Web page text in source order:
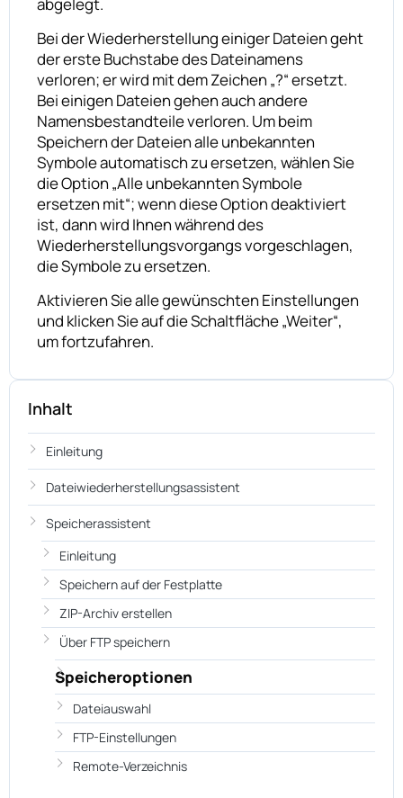
Bei der Wiederherstellung einiger Dateien geht
der erste Buchstabe des Dateinamens
verloren; er wird mit dem Zeichen „?“ ersetzt.
Bei einigen Dateien gehen auch andere
Namensbestandteile verloren. Um beim
Speichern der Dateien alle unbekannten
Symbole automatisch zu ersetzen, wählen Sie
die Option „Alle unbekannten Symbole
ersetzen mit“; wenn diese Option deaktiviert
ist, dann wird Ihnen während des
Wiederherstellungsvorgangs vorgeschlagen,
die Symbole zu ersetzen.
Aktivieren Sie alle gewünschten Einstellungen
und klicken Sie auf die Schaltfläche „Weiter“,
um fortzufahren.
Inhalt
Einleitung
Dateiwiederherstellungsassistent
Speicherassistent
Einleitung
Speichern auf der Festplatte
ZIP-Archiv erstellen
Über FTP speichern
Speicheroptionen
Dateiauswahl
FTP-Einstellungen
Remote-Verzeichnis